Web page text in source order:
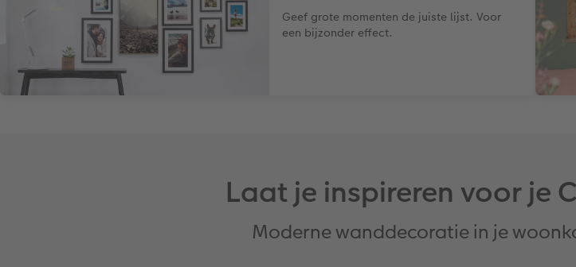
Geef grote momenten de juiste lijst. Voor
een bijzonder effect.
Laat je inspireren voor je
Moderne wanddecoratie in je